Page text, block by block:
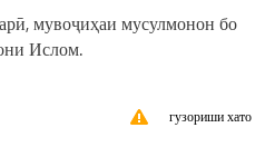
мувоҷиҳаи мусулмонон бо
Ислом.
гузориши хато